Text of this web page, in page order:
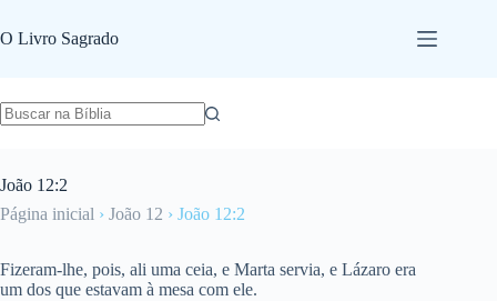
para
o
O Livro Sagrado
João 12:2
Página inicial › João 12 › João 12:2
Fizeram-lhe, pois, ali uma ceia, e Marta servia, e Lázaro era
um dos que estavam à mesa com ele.